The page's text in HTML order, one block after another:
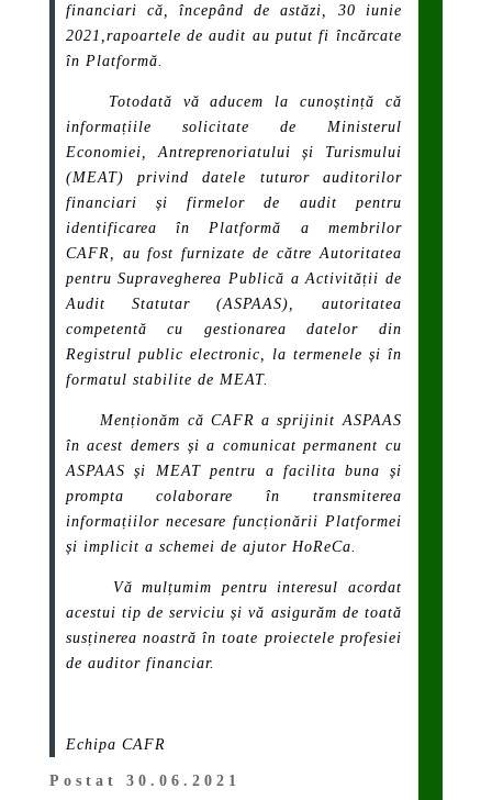
financiari că, începând de astăzi, 30 iunie
2021,rapoartele de audit au putut fi încărcate
în Platformă
Totodată vă aducem la cunoștință că
informațiile solicitate de Ministerul
Economiei, Antreprenoriatului și Turismului
(MEAT) privind datele tuturor auditorilor
financiari și firmelor de audit pentru
identificarea în Platformă a membrilor
CAFR, au fost furnizate de către Autoritatea
pentru Supravegherea Publică a Activității de
Audit Statutar (ASPAAS), autoritatea
competentă cu gestionarea datelor din
Registrul public electronic, la termenele și în
formatul stabilite de MEAT.
Menționăm că CAFR a sprijinit ASPAAS
în acest demers și a comunicat permanent cu
ASPAAS și MEAT pentru a facilita buna și
prompta colaborare în transmiterea
informațiilor necesare funcționării Platformei
și implicit a schemei de ajutor HoReCa.
Vă mulțumim pentru interesul acordat
acestui tip de serviciu și vă asigurăm de toată
susținerea noastră în toate proiectele profesiei
de auditor financiar.
Echipa CAFR
Postat 30.06.2021